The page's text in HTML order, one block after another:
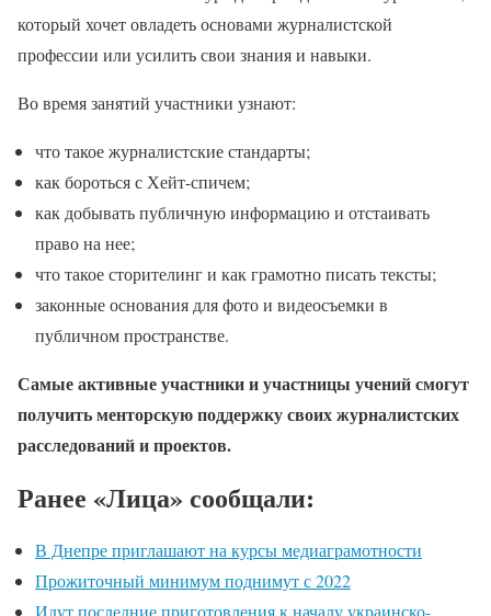
который хочет овладеть основами журналистской
профессии или усилить свои знания и навыки.
Во время занятий участники узнают:
что такое журналистские стандарты;
как бороться с Хейт-спичем;
как добывать публичную информацию и отстаивать
право на нее;
что такое сторителинг и как грамотно писать тексты;
законные основания для фото и видеосъемки в
публичном пространстве.
Самые активные участники и участницы учений смогут
получить менторскую поддержку своих журналистских
расследований и проектов.
Ранее «Лица» сообщали:
В Днепре приглашают на курсы медиаграмотности
Прожиточный минимум поднимут с 2022
Идут последние приготовления к началу украинско-